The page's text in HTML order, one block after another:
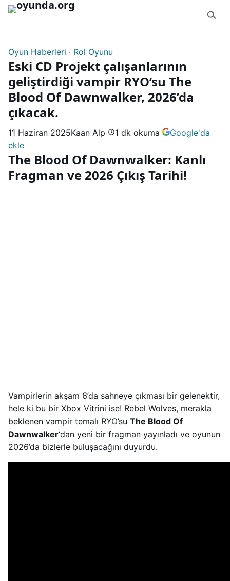
İçeriğe geç
Oyun Haberleri · Rol Oyunu
Eski CD Projekt çalışanlarının
geliştirdiği vampir RYO’su The
Blood Of Dawnwalker, 2026’da
çıkacak.
11 Haziran 2025Kaan Alp 1 dk okuma
Google'da
ekle
The Blood Of Dawnwalker: Kanlı
Fragman ve 2026 Çıkış Tarihi!
Vampirlerin akşam 6’da sahneye çıkması bir gelenektir,
hele ki bu bir Xbox Vitrini ise! Rebel Wolves, merakla
beklenen vampir temalı RYO’su The Blood Of
Dawnwalker‘dan yeni bir fragman yayınladı ve oyunun
2026’da bizlerle buluşacağını duyurdu.